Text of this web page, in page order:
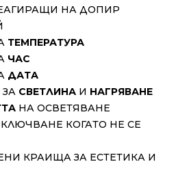
НА ДОПИР
ТЕМПЕРАТУРА
ЧАС
ДАТА
СВЕТЛИНА И НАГРЯВАНЕ
НА ОСВЕТЯВАНЕ
КОГАТО НЕ СЕ
КРАИЩА ЗА ЕСТЕТИКА И